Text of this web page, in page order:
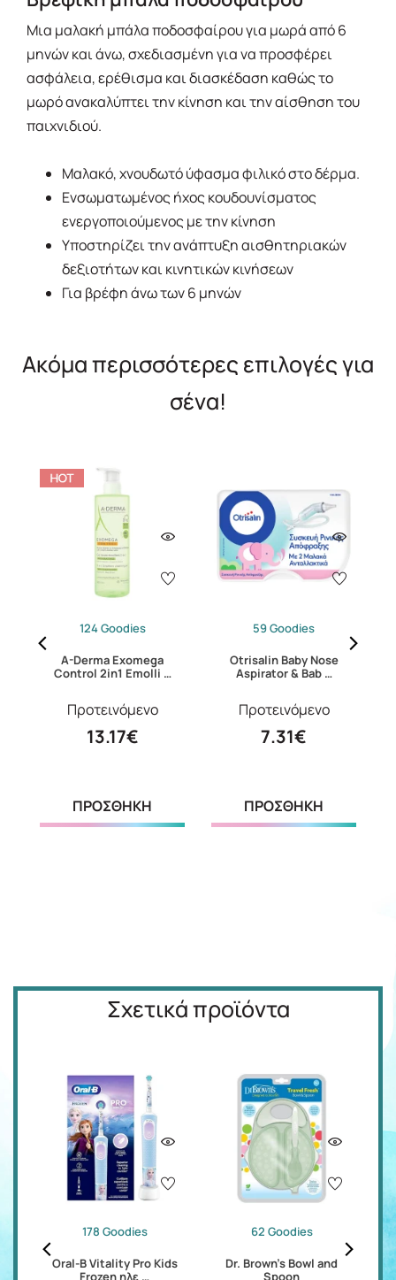
Μια μαλακή μπάλα ποδοσφαίρου για μωρά από 6
μηνών και άνω, σχεδιασμένη για να προσφέρει
ασφάλεια, ερέθισμα και διασκέδαση καθώς το
μωρό ανακαλύπτει την κίνηση και την αίσθηση του
παιχνιδιού.
Μαλακό, χνουδωτό ύφασμα φιλικό στο δέρμα.
Ενσωματωμένος ήχος κουδουνίσματος
ενεργοποιούμενος με την κίνηση
Υποστηρίζει την ανάπτυξη αισθητηριακών
δεξιοτήτων και κινητικών κινήσεων
Για βρέφη άνω των 6 μηνών
Ακόμα περισσότερες επιλογές για
σένα!
124 Goodies
A-Derma Exomega
Control 2in1 Emolli …
Προτεινόμενο
13.17€
ΠΡΟΣΘΗΚΗ
59 Goodies
Otrisalin Baby Nose
Aspirator & Bab …
Προτεινόμενο
7.31€
ΠΡΟΣΘΗΚΗ
Σχετικά προϊόντα
178 Goodies
Oral-B Vitality Pro Kids
Frozen ηλε …
62 Goodies
Dr. Brown's Bowl and
Spoon